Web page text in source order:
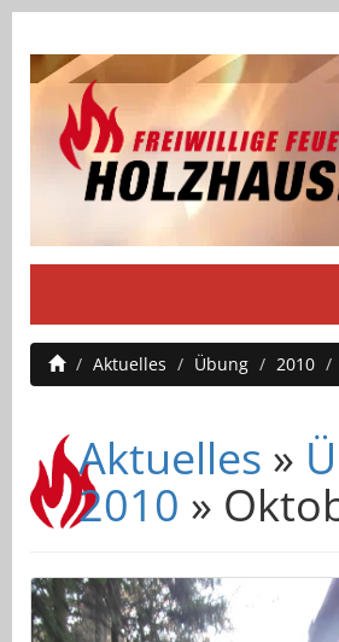
Aktuelles
Übung 2010
Aktuelles »
2010 »